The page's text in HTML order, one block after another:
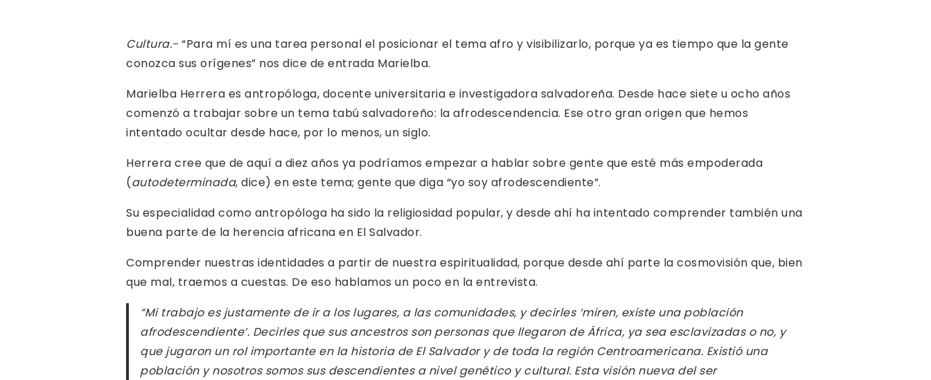
Cultura.- “Para mí es una tarea personal el posicionar el tema afro y visibilizarlo, porque ya es tiempo que la gente
conozca sus orígenes” nos dice de entrada Marielba.
Marielba Herrera es antropóloga, docente universitaria e investigadora salvadoreña. Desde hace siete u ocho años
comenzó a trabajar sobre un tema tabú salvadoreño: la afrodescendencia. Ese otro gran origen que hemos
intentado ocultar desde hace, por lo menos, un siglo.
Herrera cree que de aquí a diez años ya podríamos empezar a hablar sobre gente que esté más empoderada
(autodeterminada, dice) en este tema; gente que diga “yo soy afrodescendiente”.
Su especialidad como antropóloga ha sido la religiosidad popular, y desde ahí ha intentado comprender también una
buena parte de la herencia africana en El Salvador.
Comprender nuestras identidades a partir de nuestra espiritualidad, porque desde ahí parte la cosmovisión que, bien
que mal, traemos a cuestas. De eso hablamos un poco en la entrevista.
“Mi trabajo es justamente de ir a los lugares, a las comunidades, y decirles ‘miren, existe una población
afrodescendiente’. Decirles que sus ancestros son personas que llegaron de África, ya sea esclavizadas o no, y
que jugaron un rol importante en la historia de El Salvador y de toda la región Centroamericana. Existió una
población y nosotros somos sus descendientes a nivel genético y cultural. Esta visión nueva del ser